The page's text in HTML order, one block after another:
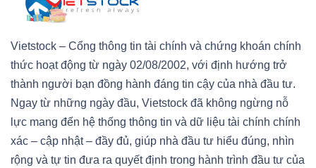
Vietstock – Cổng thông tin tài chính và chứng khoán chính
thức hoạt động từ ngày 02/08/2002, với định hướng trở
thành người bạn đồng hành đáng tin cậy của nhà đầu tư.
Ngay từ những ngày đầu, Vietstock đã không ngừng nỗ
lực mang đến hệ thống thông tin và dữ liệu tài chính chính
xác – cập nhật – đầy đủ, giúp nhà đầu tư hiểu đúng, nhìn
rộng và tự tin đưa ra quyết định trong hành trình đầu tư của